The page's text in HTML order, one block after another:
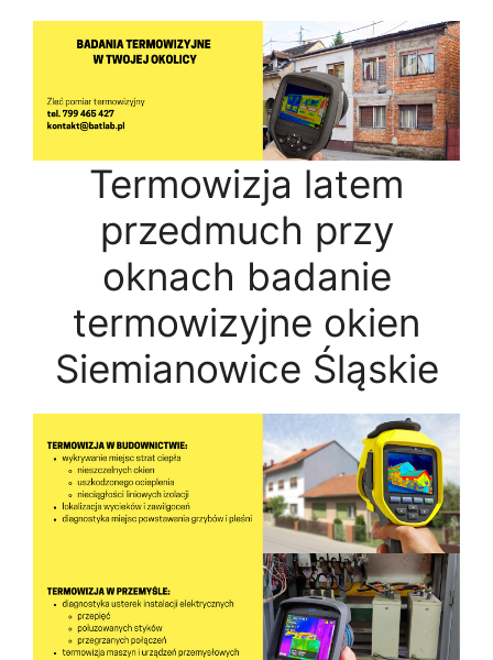
Termowizja latem
przedmuch przy
oknach badanie
termowizyjne okien
Siemianowice Śląskie